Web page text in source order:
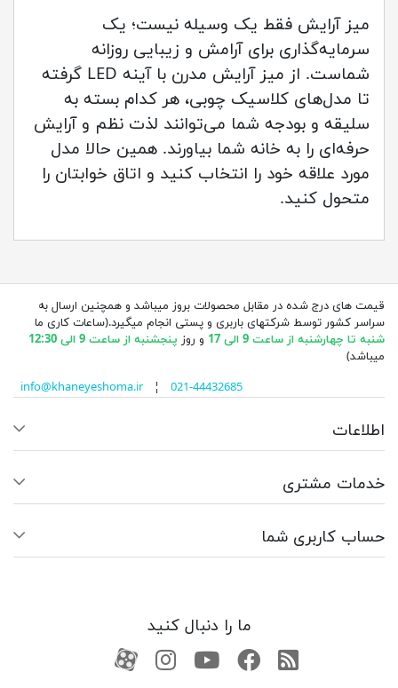
میز آرایش فقط یک وسیله نیست؛ یک
سرمایه‌گذاری برای آرامش و زیبایی روزانه
شماست. از میز آرایش مدرن با آینه LED گرفته
تا مدل‌های کلاسیک چوبی، هر کدام بسته به
سلیقه و بودجه شما می‌توانند لذت نظم و آرایش
حرفه‌ای را به خانه شما بیاورند. همین حالا مدل
مورد علاقه خود را انتخاب کنید و اتاق خوابتان را
متحول کنید.
قیمت های درج شده در مقابل محصولات بروز میباشد و همچنین ارسال به
سراسر کشور توسط شرکتهای باربری و پستی انجام میگیرد.(ساعات کاری ما
شنبه تا چهارشنبه از ساعت 9 الی 17
و روز پنجشنبه از ساعت 9 الی 12:30
میباشد)
info@khaneyeshoma.ir¦ 021-44432685
اطلاعات
خدمات مشتری
حساب کاربری شما
ما را دنبال کنید
RSSفیسبوکیوتیوبکانال آپارات
کانال آپارات